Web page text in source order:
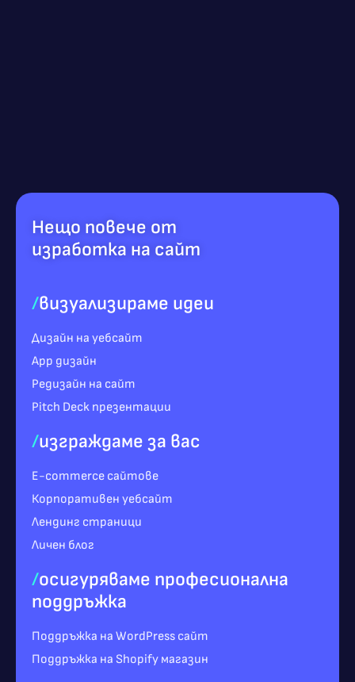
Нещо повече от
изработка на сайт
/визуализираме идеи
Дизайн на уебсайт
App дизайн
Редизайн на сайт
Pitch Deck презентации
/изграждаме за вас
E-commerce сайтове
Корпоративен уебсайт
Лендинг страници
Личен блог
/осигуряваме професионална
поддръжка
Поддръжка на WordPress сайт
Поддръжка на Shopify магазин